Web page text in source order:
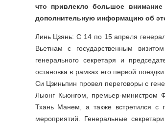
что привлекло большое
дополнительную информацию об
Линь Цзянь: С 14 по 15 апреля
Вьетнам с государственным
генерального секретаря и
остановка в рамках его первой
Си Цзиньпин провел переговоры с
Лыонг Кыонгом, премьер-министром
Тхань Манем, а также встретился с
мероприятий. Генеральные